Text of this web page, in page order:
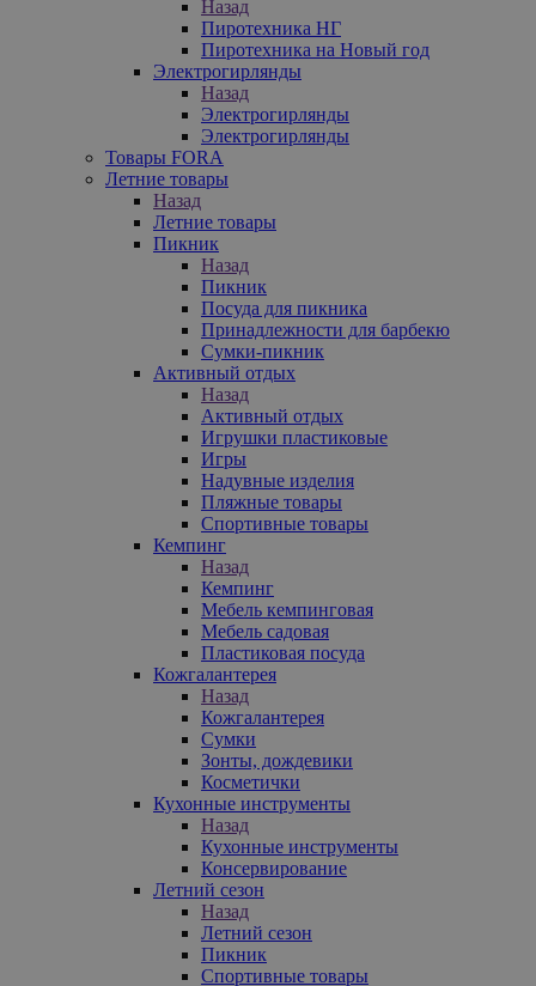
Назад
Пиротехника НГ
Пиротехника на Новый год
Электрогирлянды
Назад
Электрогирлянды
Электрогирлянды
Товары FORA
Летние товары
Назад
Летние товары
Пикник
Назад
Пикник
Посуда для пикника
Принадлежности для барбекю
Сумки-пикник
Активный отдых
Назад
Активный отдых
Игрушки пластиковые
Игры
Надувные изделия
Пляжные товары
Спортивные товары
Кемпинг
Назад
Кемпинг
Мебель кемпинговая
Мебель садовая
Пластиковая посуда
Кожгалантерея
Назад
Кожгалантерея
Сумки
Зонты, дождевики
Косметички
Кухонные инструменты
Назад
Кухонные инструменты
Консервирование
Летний сезон
Назад
Летний сезон
Пикник
Спортивные товары